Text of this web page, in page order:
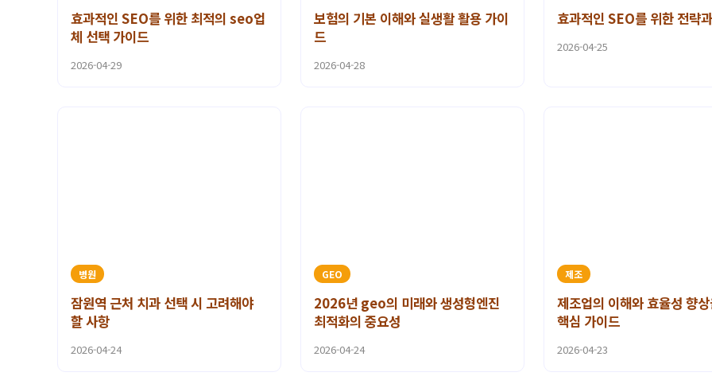
효과적인 SEO를 위한 최적의 seo업
체 선택 가이드
2026-04-29
보험의 기본 이해와 실생활 활용 가이
드
2026-04-28
효과적인 SEO를 위한 전략
2026-04-25
병원
잠원역 근처 치과 선택 시 고려해야
할 사항
2026-04-24
GEO
2026년 geo의 미래와 생성형엔진
최적화의 중요성
2026-04-24
제조
제조업의 이해와 효율성 향
핵심 가이드
2026-04-23